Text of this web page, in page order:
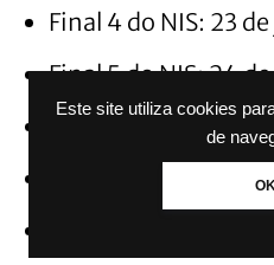
Este site utiliza cookies
de
Final 4 do NIS: 23
Final 5 do NIS: 24
Final 6 do NIS: 27 de
Final 7 do NIS: 28 de